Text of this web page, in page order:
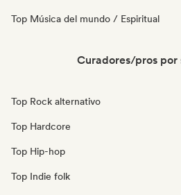
Top Música del mundo / Espiritual
Curadores/pros por
Top Rock alternativo
Top Hardcore
Top Hip-hop
Top Indie folk